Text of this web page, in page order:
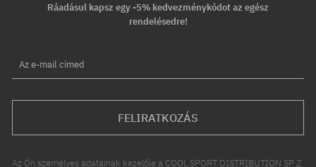
Ráadásul kapsz egy -5% kedvezménykódot az egész
rendelésedre!
Az e-mail címed
FELIRATKOZÁS
Az Ön személyes adatainak kezelője a COOL SPORT DISTRIBUTION SP Z